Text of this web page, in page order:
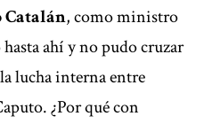
, como ministro
ahí y no pudo cruzar
lucha interna entre
¿Por qué con